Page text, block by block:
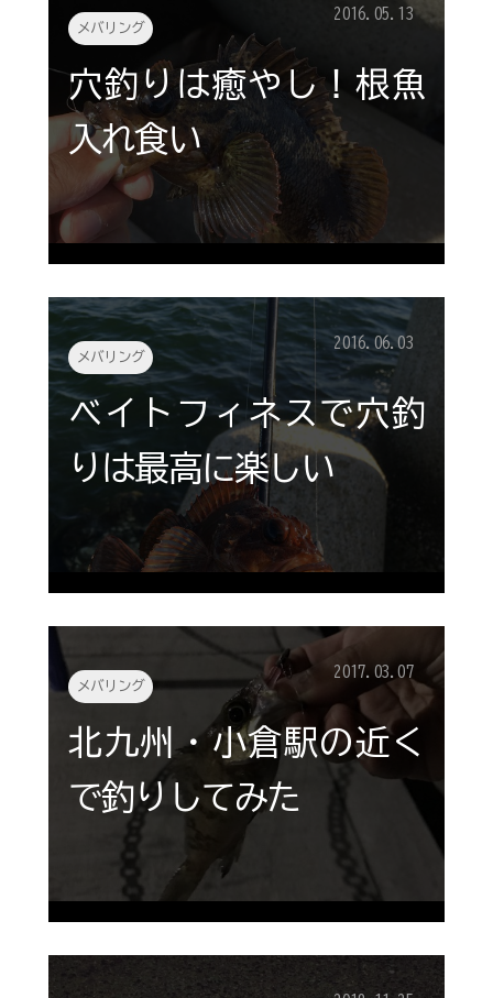
メバリング
2016.05.13
穴釣りは癒やし！根魚
入れ食い
メバリング
2016.06.03
ベイトフィネスで穴釣
りは最高に楽しい
メバリング
2017.03.07
北九州・小倉駅の近く
で釣りしてみた